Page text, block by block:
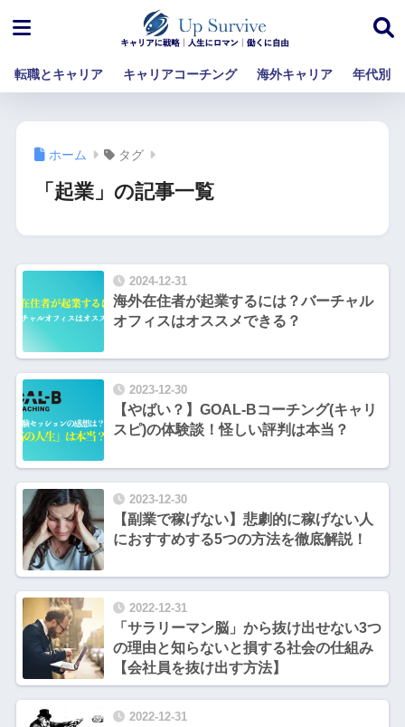
転職とキャリア キャリアコーチング 海外キャリア 年代別
ホーム タグ
「起業」の記事一覧
2024-12-31
海外在住者が起業するには？バーチャル
オフィスはオススメできる？
2023-12-30
【やばい？】GOAL-Bコーチング(キャリ
スピ)の体験談！怪しい評判は本当？
2023-12-30
【副業で稼げない】悲劇的に稼げない人
におすすめする5つの方法を徹底解説！
2022-12-31
「サラリーマン脳」から抜け出せない3つ
の理由と知らないと損する社会の仕組み
【会社員を抜け出す方法】
2022-12-31